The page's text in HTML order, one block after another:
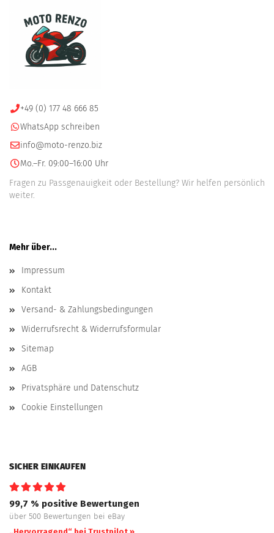
+49 (0) 177 48 666 85
WhatsApp schreiben
info@moto-renzo.biz
Mo.–Fr. 09:00–16:00 Uhr
Fragen zu Passgenauigkeit oder Bestellung? Wir helfen persönlich
weiter.
Mehr über...
Impressum
Kontakt
Versand- & Zahlungsbedingungen
Widerrufsrecht & Widerrufsformular
Sitemap
AGB
Privatsphäre und Datenschutz
Cookie Einstellungen
SICHER EINKAUFEN
99,7 % positive Bewertungen
über 500 Bewertungen bei eBay